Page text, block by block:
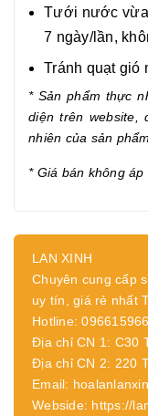
Tưới nước vừa
7 ngày/lần,
Tránh quạt gió
* Sản phẩm thực
diện trên website,
nhiên của sản
* Giá bán không
LAN XINH
Chuyên cung cấp
uy tín, giá rẻ nhất
Hotline:
Địa chỉ CN 1: C30
Địa chỉ CN 2: 220
Email:
Webside: https://